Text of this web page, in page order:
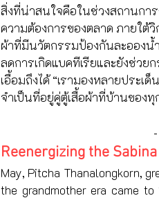
สิ่งที่น่าสนใจคือในช่วงสถานกา
ความต้องการของตลาด ภายใต้
ผ้าที่มีนวัตกรรมป้องกันละอองน้
ลดการเกิดแบคทีเรียและยังช่วย
เอื้อมถึงได้ “เรามองหลายประเ
จำเป็นที่อยู่คู่ตู้เสื้อผ้าที่บ้านของ
Reenergizing the
May, Pitcha Thanalongkorn,
the grandmother era came to